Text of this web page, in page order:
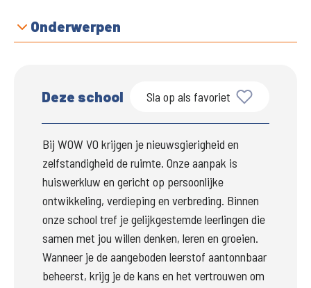
Onderwerpen
Deze school Sla op als favoriet
Bij WOW VO krijgen je nieuwsgierigheid en
zelfstandigheid de ruimte. Onze aanpak is
huiswerkluw en gericht op persoonlijke
ontwikkeling, verdieping en verbreding. Binnen
onze school tref je gelijkgestemde leerlingen die
samen met jou willen denken, leren en groeien.
Wanneer je de aangeboden leerstof aantonnbaar
beheerst, krijg je de kans en het vertrouwen om